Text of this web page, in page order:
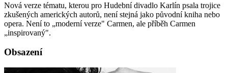
Nová verze tématu, kterou pro Hudební divadlo Karlín psala trojice
zkušených amerických autorů, není stejná jako původní kniha nebo
opera. Není to „moderní verze" Carmen, ale příběh Carmen
„inspirovaný".
Obsazení